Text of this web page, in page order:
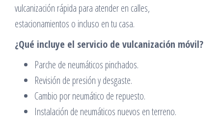
vulcanización rápida para atender en calles,
estacionamientos o incluso en tu casa.
¿Qué incluye el servicio de vulcanización móvil?
Parche de neumáticos pinchados.
Revisión de presión y desgaste.
Cambio por neumático de repuesto.
Instalación de neumáticos nuevos en terreno.